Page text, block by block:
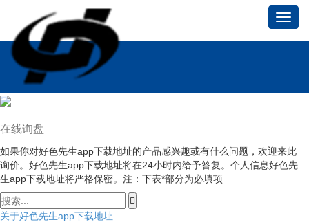
在线询盘
如果你对好色先生app下载地址的产品感兴趣或有什么问题，欢迎来此
询价。好色先生app下载地址将在24小时内给予答复。个人信息好色先
生app下载地址将严格保密。注：下表*部分为必填项
关于好色先生app下载地址